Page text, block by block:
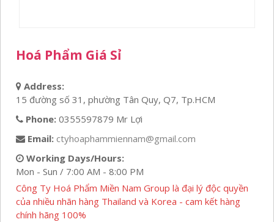
Hoá Phẩm Giá Sỉ
Address:
15 đường số 31, phường Tân Quy, Q7, Tp.HCM
Phone: 0355597879 Mr Lợi
Email: ctyhoaphammiennam@gmail.com
Working Days/Hours:
Mon - Sun / 7:00 AM - 8:00 PM
Công Ty Hoá Phẩm Miền Nam Group là đại lý độc quyền
của nhiều nhãn hàng Thailand và Korea - cam kết hàng
chính hãng 100%